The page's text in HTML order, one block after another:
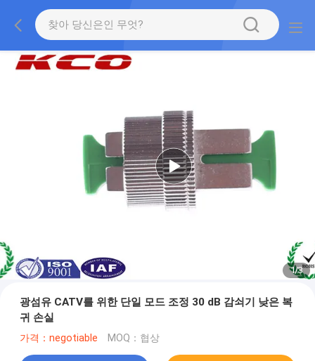
1/3
광섬유 CATV를 위한 단일 모드 조정 30 dB 감쇠기 낮은 복
귀 손실
가격：negotiable MOQ：협상